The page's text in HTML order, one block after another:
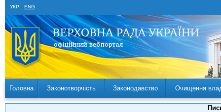
УКР ENG
Головна Законотворчість Законодавство Очищення